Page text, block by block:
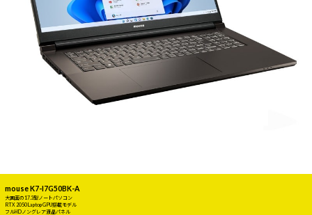
mouse K7-I7G50BK-A
大画面の17.3型ノートパソコン
RTX 2050 Laptop GPU搭載モデル
フルHDノングレア液晶パネル